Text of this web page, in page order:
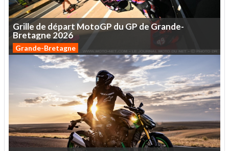
Grille de départ MotoGP duGPdeGrande-
Bretagne 2026
Grande-Bretagne